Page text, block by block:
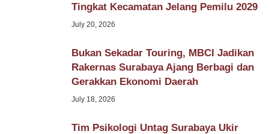
Tingkat Kecamatan Jelang Pemilu 2029
July 20, 2026
Bukan Sekadar Touring, MBCI Jadikan
Rakernas Surabaya Ajang Berbagi dan
Gerakkan Ekonomi Daerah
July 18, 2026
Tim Psikologi Untag Surabaya Ukir